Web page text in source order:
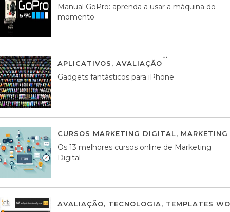
Manual GoPro: aprenda a usar a máquina do
momento
APLICATIVOS, AVALIAÇÃO
Gadgets fantásticos para iPhone
CURSOS MARKETING DIGITAL,
Os 13 melhores cursos online de Marketing
Digital
AVALIAÇÃO, TECNOLOGIA, TEMPLATES